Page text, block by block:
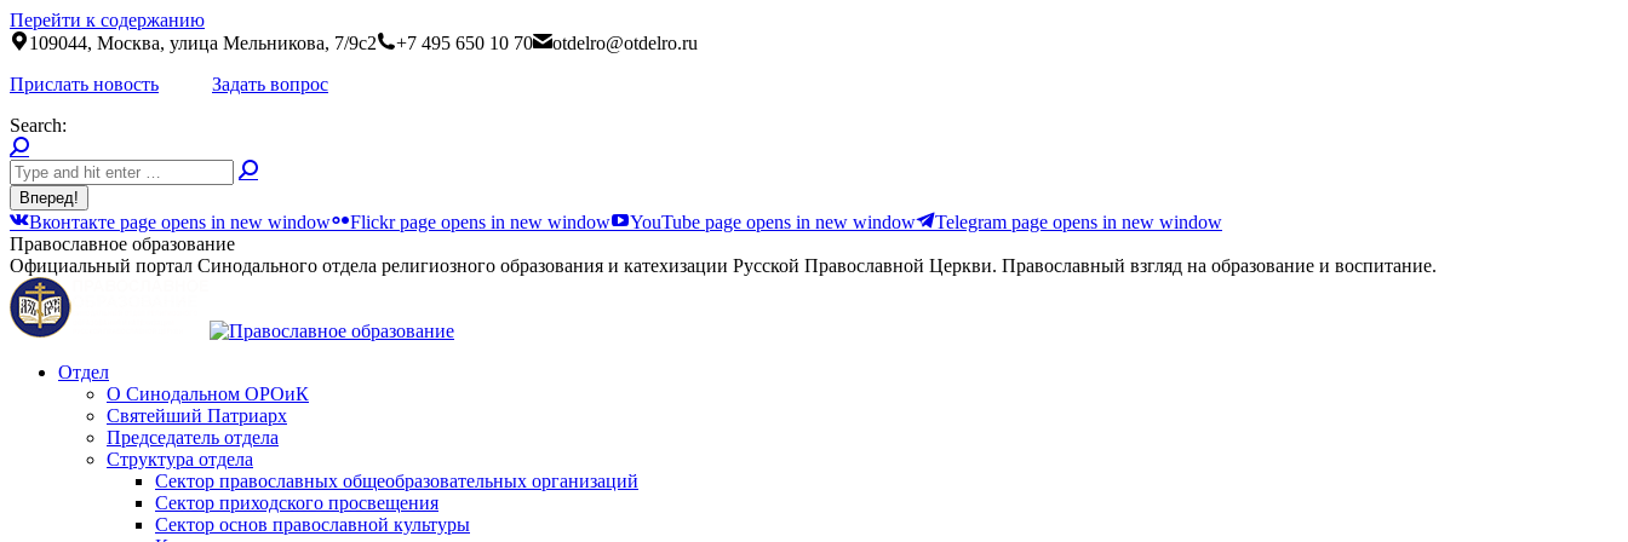
Перейти к содержанию
109044, Москва, улица Мельникова, 7/9с2
+7 495 650 10 70
otdelro@otdelro.ru
Прислать новость
Задать вопрос
Search:
Вконтакте page opens in new window Flickr page opens in new window YouTube page opens in new window
Telegram page opens in new window
Православное образование
Официальный портал Синодального отдела религиозного образования и катехизации Русской Православной Церкви. Православный взгляд на образование и воспитание.
Отдел
О Синодальном ОРОиК
Святейший Патриарх
Председатель отдела
Структура отдела
Сектор православных общеобразовательных организаций
Сектор приходского просвещения
Сектор основ православной культуры